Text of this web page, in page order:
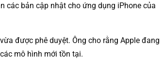
các bản cập nhật cho ứng dụng iPhone của
được phê duyệt. Ông cho rằng Apple đang
mô hình mới tồn tại.